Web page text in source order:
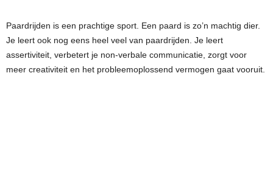
Paardrijden is een prachtige sport. Een paard is zo’n machtig dier.
Je leert ook nog eens heel veel van paardrijden. Je leert
assertiviteit, verbetert je non-verbale communicatie, zorgt voor
meer creativiteit en het probleemoplossend vermogen gaat vooruit.